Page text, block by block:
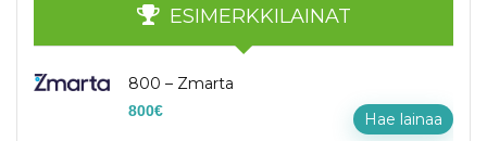
ESIMERKKILAINAT
800 – Zmarta
800€ Hae lainaa